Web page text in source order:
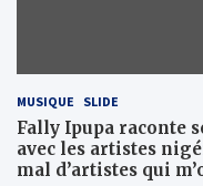
MUSIQUE SLIDE
Fally Ipupa raconte
avec les artistes
mal d’artistes qui